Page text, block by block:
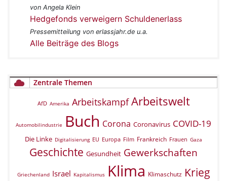
von Angela Klein
Hedgefonds verweigern Schuldenerlass
Pressemitteilung von erlassjahr.de u.a.
Alle Beiträge des Blogs
Zentrale Themen
AfD Amerika Arbeitskampf Arbeitswelt
Automobilindustrie Buch Corona Coronavirus COVID-19
Die Linke Digitalisierung EU Europa Film Frankreich Frauen Gaza
Geschichte Gesundheit Gewerkschaften
Griechenland Israel Kapitalismus Klima Klimaschutz Krieg